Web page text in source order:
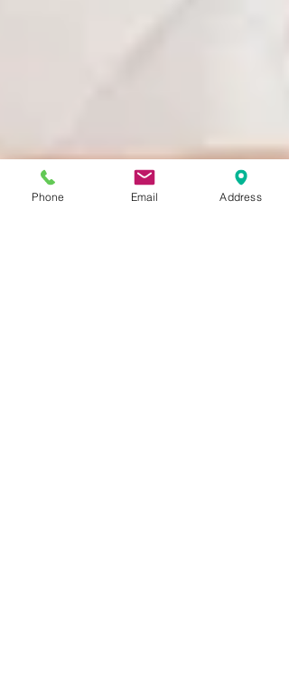
Phone Email Address